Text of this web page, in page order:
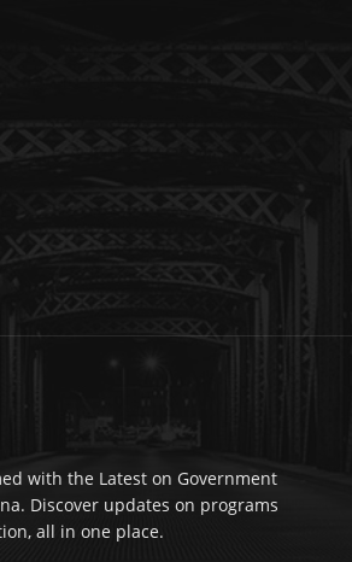
with the Latest on Government
Discover updates on programs
all in one place.